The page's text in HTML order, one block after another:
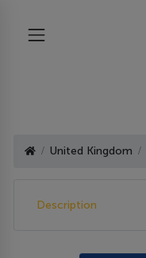
United Kingdom
Description